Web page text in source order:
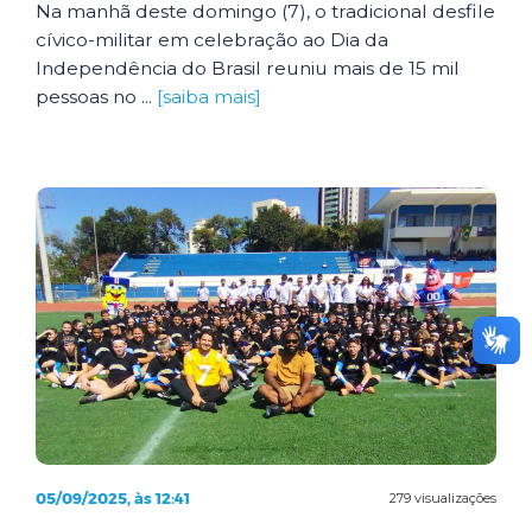
Na manhã deste domingo (7), o tradicional desfile
cívico-militar em celebração ao Dia da
Independência do Brasil reuniu mais de 15 mil
pessoas no ... [saiba mais]
279 visualizações
05/09/2025, às 12:41